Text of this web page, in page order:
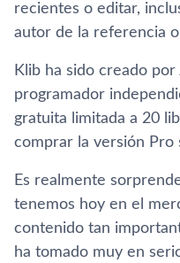
recientes o editar,
autor de la referencia
Klib ha sido creado por
programador
gratuita limitada a 20
comprar la versión Pro
Es realmente
tenemos hoy en el
contenido tan
ha tomado muy en